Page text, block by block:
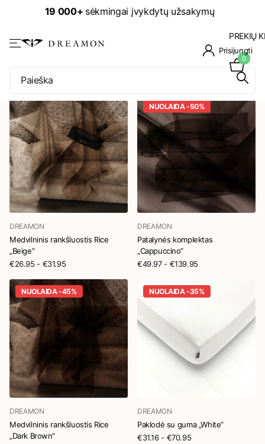
19 000+ sėkmingai įvykdytų užsakymų
Prisijungti
PREKIŲ
0
DREAMON
Medvilninis rankšluostis Rice
„Beige“
€26.95 - €31.95
NUOLAIDA -50%
DREAMON
Patalynės komplektas
„Cappuccino“
€49.97- €139.95
NUOLAIDA -45%
DREAMON
Medvilninis rankšluostis Rice
„Dark Brown“
NUOLAIDA -35%
DREAMON
Paklodė su guma „White“
€31.16- €70.95